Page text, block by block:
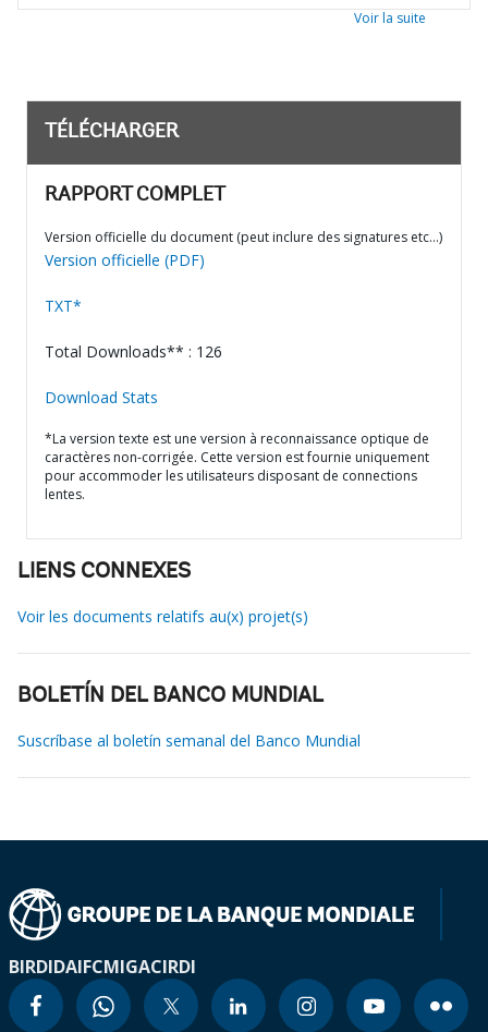
Voir la suite
TÉLÉCHARGER
RAPPORT COMPLET
Version officielle du document (peut inclure des signatures etc…)
Version officielle (PDF)
TXT*
Total Downloads** : 126
Download Stats
*La version texte est une version à reconnaissance optique de
caractères non-corrigée. Cette version est fournie uniquement
pour accommoder les utilisateurs disposant de connections
lentes.
LIENS CONNEXES
Voir les documents relatifs au(x) projet(s)
BOLETÍN DEL BANCO MUNDIAL
Suscríbase al boletín semanal del Banco Mundial
BIRDIDAIFCMIGACIRDI